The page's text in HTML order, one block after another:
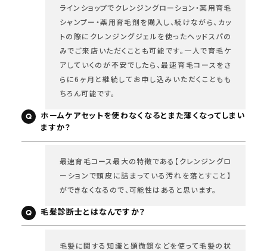
ラインショップでクレンジングローション・薬用育毛
シャンプー・薬用育毛剤を購入し、続けながら、カッ
トの際にクレンジングジェルを使ったヘッドスパの
みでご来店いただくことも可能です。一人で育毛ケ
アしていくのが不安でしたら、最速育毛コースをさ
らに6ヶ月と継続してお申し込みいただくこともも
ちろん可能です。
ホームケアセットを使わなくなるとまた薄くなってしまい
ますか？
最速育毛コース最大の特徴である【クレンジングロ
ーションで頭皮に詰まっている汚れを落とすこと】
ができなくなるので、可能性はあると思います。
毛髪診断士とはなんですか？
毛髪に関する知識と顕微鏡などを使って毛髪の状